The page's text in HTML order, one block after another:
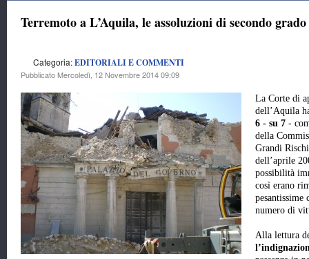
Terremoto a L’Aquila, le assoluzioni di secondo grado
Categoria:EDITORIALI E COMMENTI
Pubblicato Mercoledì, 12 Novembre 2014 09:09
La Corte di
dell’Aquila
6 - su 7 -
della
Grandi
dell’aprile
possibilità
così erano
pesantissime
numero di
Alla lettura